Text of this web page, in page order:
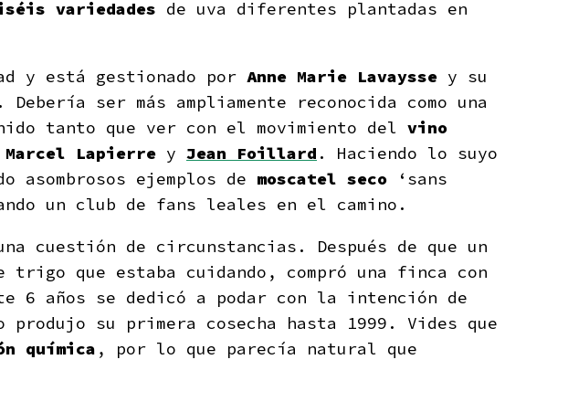
variedades de uva diferentes plantadas en
y está gestionado por Anne Marie Lavaysse y su
ser más ampliamente reconocida como una
tanto que ver con el movimiento del vino
Marcel Lapierre y Jean Foillard . Haciendo lo suyo
asombrosos ejemplos de moscatel seco ‘sans
un club de fans leales en el camino.
cuestión de circunstancias. Después de que un
trigo que estaba cuidando, compró una finca con
6 años se dedicó a podar con la intención de
su primera cosecha hasta 1999. Vides que
química , por lo que parecía natural que